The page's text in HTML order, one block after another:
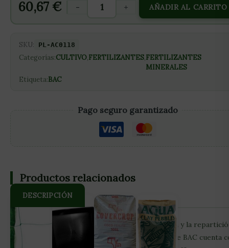
60,67 € - + AÑADIR AL CARRITO
SKU: PL-AC0118
Categorías:CULTIVO,FERTILIZANTES,FERTILIZANTES
MINERALES
Etiqueta:BAC
Pago seguro garantizado
DESCRIPCIÓN
Amino Complex de BAC, estimula la circulación y la
de nutrientes de la planta El Amino Complex de BAC cuenta
Productos relacionados